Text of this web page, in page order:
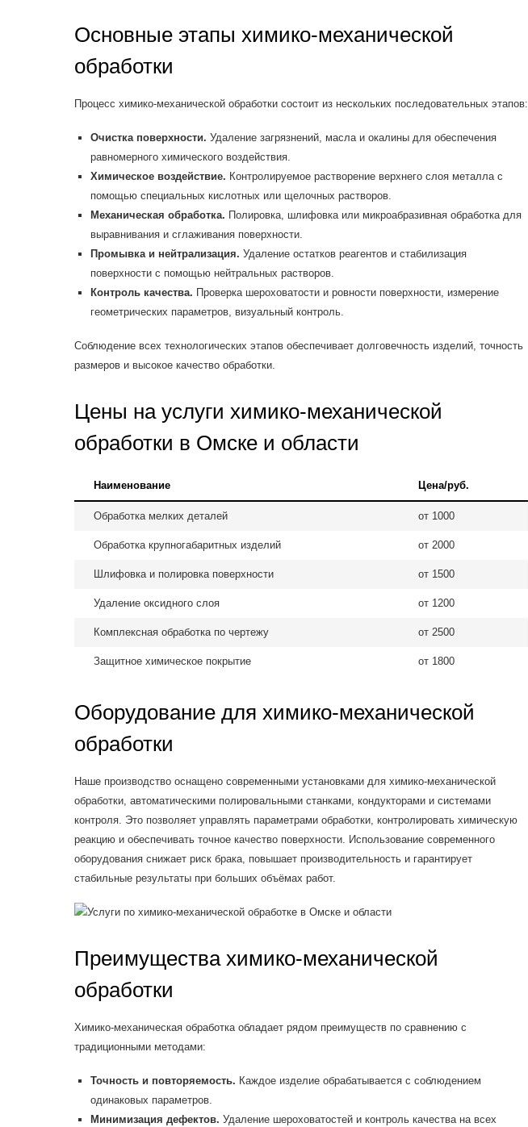
Основные этапы химико-механической
обработки
Процесс химико-механической обработки состоит из нескольких последовательных этапов:
Очистка поверхности. Удаление загрязнений, масла и окалины для обеспечения
равномерного химического воздействия.
Химическое воздействие. Контролируемое растворение верхнего слоя металла с
помощью специальных кислотных или щелочных растворов.
Механическая обработка. Полировка, шлифовка или микроабразивная обработка для
выравнивания и сглаживания поверхности.
Промывка и нейтрализация. Удаление остатков реагентов и стабилизация
поверхности с помощью нейтральных растворов.
Контроль качества. Проверка шероховатости и ровности поверхности, измерение
геометрических параметров, визуальный контроль.
Соблюдение всех технологических этапов обеспечивает долговечность изделий, точность
размеров и высокое качество обработки.
Цены на услуги химико-механической
обработки в Омске и области
Наименование Цена/руб.
Обработка мелких деталей от 1000
Обработка крупногабаритных изделий от 2000
Шлифовка и полировка поверхности от 1500
Удаление оксидного слоя от 1200
Комплексная обработка по чертежу от 2500
Защитное химическое покрытие от 1800
Оборудование для химико-механической
обработки
Наше производство оснащено современными установками для химико-механической
обработки, автоматическими полировальными станками, кондукторами и системами
контроля. Это позволяет управлять параметрами обработки, контролировать химическую
реакцию и обеспечивать точное качество поверхности. Использование современного
оборудования снижает риск брака, повышает производительность и гарантирует
стабильные результаты при больших объёмах работ.
Преимущества химико-механической
обработки
Химико-механическая обработка обладает рядом преимуществ по сравнению с
традиционными методами:
Точность и повторяемость. Каждое изделие обрабатывается с соблюдением
одинаковых параметров.
Минимизация дефектов. Удаление шероховатостей и контроль качества на всех